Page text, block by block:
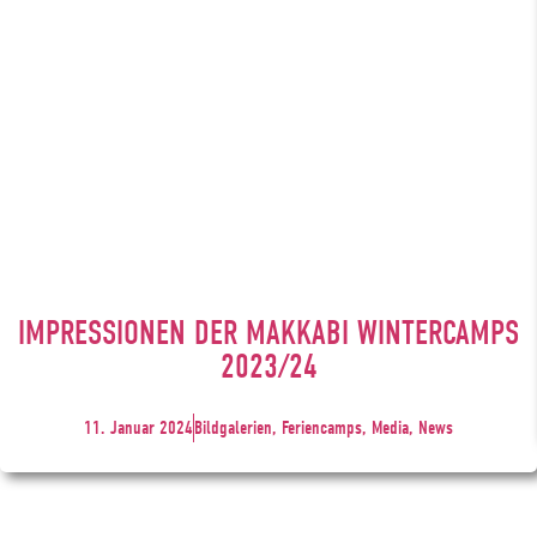
IMPRESSIONEN DER MAKKABI WINTERCAMPS
2023/24
11. Januar 2024Bildgalerien, Feriencamps, Media, News